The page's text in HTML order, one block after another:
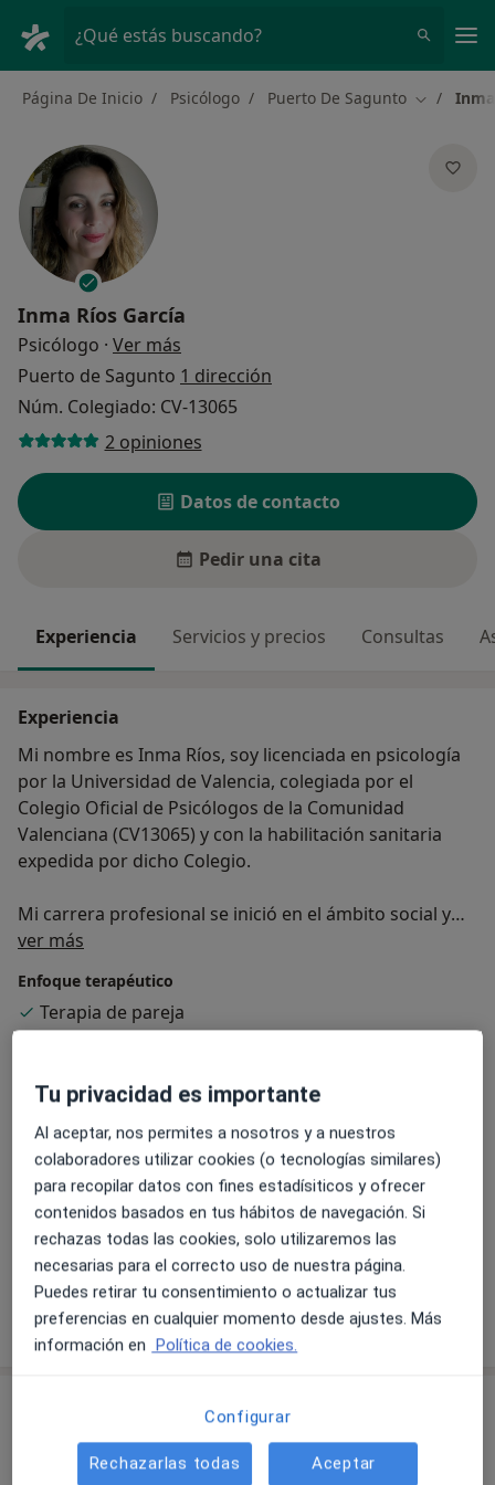
¿Qué estás buscando?
Página De Inicio Psicólogo Puerto De Sagunto Cambiar
Inma Ríos García
Psicólogo · Ver más
Puerto de Sagunto 1 dirección
Núm. Colegiado: CV-13065
2 opiniones
Datos de contacto
Pedir una cita
Experiencia Servicios y precios Consultas
Experiencia
Mi nombre es Inma Ríos, soy licenciada en psicología
por la Universidad de Valencia, colegiada por el
Colegio Oficial de Psicólogos de la Comunidad
Valenciana (CV13065) y con la habilitación sanitaria
expedida por dicho Colegio.
Mi carrera profesional se inició en el ámbito social y
educativo, trabajando con drogodependientes, niños y
jóvenes con medidas judiciales y servicios sociales.
Desde muy jovencita siempre había sentido interés
propio sentir.
Mi formación como psicóloga abarca un master en
drogodependencias y otro en sexología y terapia de
pareja, varios cursos sobre menores en riesgo,
estimulación temprana, acompañamiento psicológico
en reproducción asistida, alteraciones del ánimo,…y en
aumento.
Los contenidos de este blog también los comparto los
“Creando una Familia Feliz” es un proyecto que
ver más
Enfoque terapéutico
Terapia de pareja
Sexología
Psicología de la reproducción asistida
Principales enfermedades tratadas
Agresividad
Disfunciones sexuales
Trastorno de adaptación
Dependencia emocional
Crisis de pareja
+27a11y_sr_more_diseases
Mostrar más detalles
sobre la experiencia
Primera visita Psicología
Desde 35 € Detalles
Tu privacidad es importante
Al aceptar, nos permites a nosotros y a nuestros
colaboradores utilizar cookies (o tecnologías similares)
para recopilar datos con fines estadísiticos y ofrecer
contenidos basados en tus hábitos de navegación. Si
rechazas todas las cookies, solo utilizaremos las
necesarias para el correcto uso de nuestra página.
Puedes retirar tu consentimiento o actualizar tus
preferencias en cualquier momento desde ajustes. Más
información en Política de cookies.
Configurar
Rechazarlas todas Aceptar